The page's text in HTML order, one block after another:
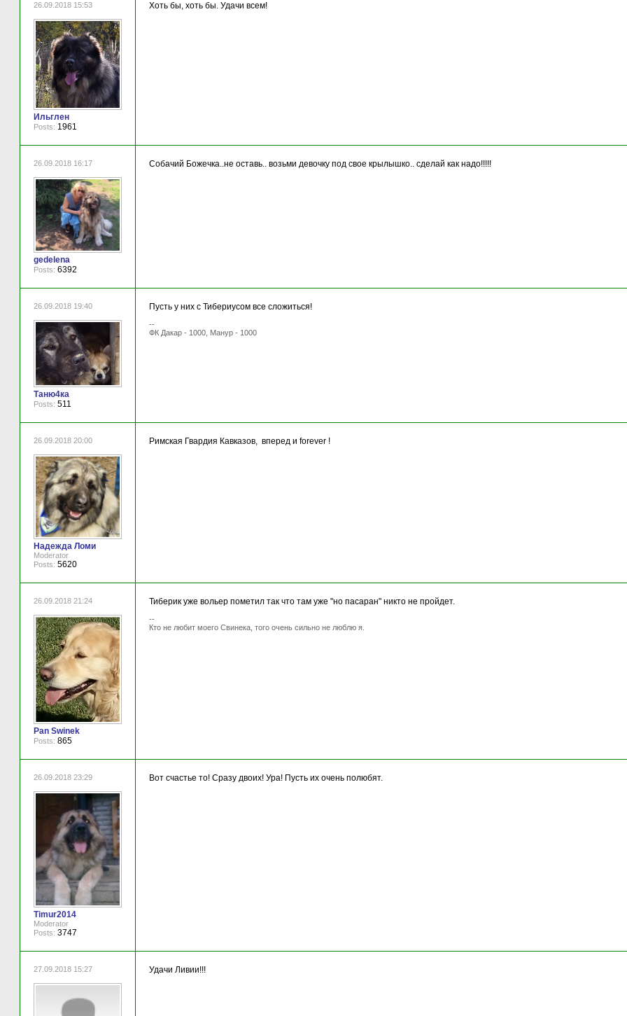
26.09.2018 15:53
Ильглен
Posts: 1961
Хоть бы, хоть бы. Удачи всем!
26.09.2018 16:17
gedelena
Posts: 6392
Собачий Божечка..не оставь.. возьми девочку под свое крылышко.. сделай как надо!!!!!
26.09.2018 19:40
Таню4ка
Posts: 511
Пусть у них с Тибериусом все сложиться!
--
ФК Дакар - 1000, Манур - 1000
26.09.2018 20:00
Надежда Ломи
Moderator
Posts: 5620
Римская Гвардия Кавказов, вперед и forever !
26.09.2018 21:24
Pan Swinek
Posts: 865
Тиберик уже вольер пометил так что там уже "но пасаран" никто не пройдет.
--
Кто не любит моего Свинека, того очень сильно не люблю я.
26.09.2018 23:29
Timur2014
Moderator
Posts: 3747
Вот счастье то! Сразу двоих! Ура! Пусть их очень полюбят.
27.09.2018 15:27 Удачи Ливии!!!